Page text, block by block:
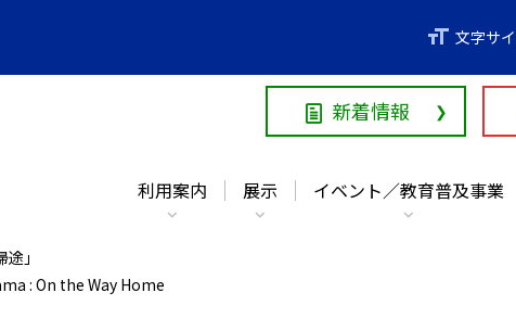
イベント／教育普及事業
文字サ
新着情報
利用案内 展示 イベント／教育普及事業
」
: On the Way Home